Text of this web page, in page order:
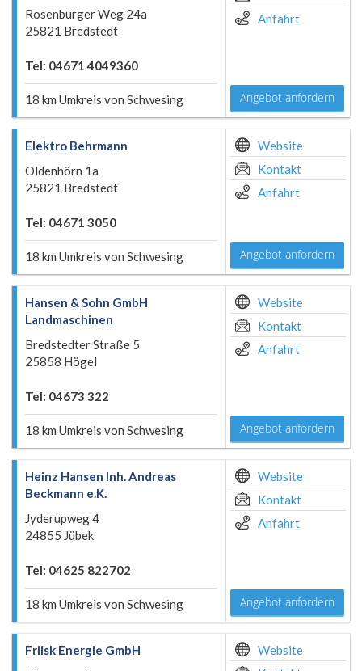
Rosenburger Weg 24a
25821 Bredstedt
Tel: 04671 4049360
18 km Umkreis von Schwesing
Anfahrt
Angebot anfordern
Elektro Behrmann
Oldenhörn 1a
25821 Bredstedt
Tel: 04671 3050
18 km Umkreis von Schwesing
Website
Kontakt
Anfahrt
Angebot anfordern
Hansen & Sohn GmbH
Landmaschinen
Bredstedter Straße 5
25858 Högel
Tel: 04673 322
18 km Umkreis von Schwesing
Website
Kontakt
Anfahrt
Angebot anfordern
Heinz Hansen Inh. Andreas
Beckmann e.K.
Jyderupweg 4
24855 Jübek
Tel: 04625 822702
18 km Umkreis von Schwesing
Website
Kontakt
Anfahrt
Angebot anfordern
Friisk Energie GmbH
Website